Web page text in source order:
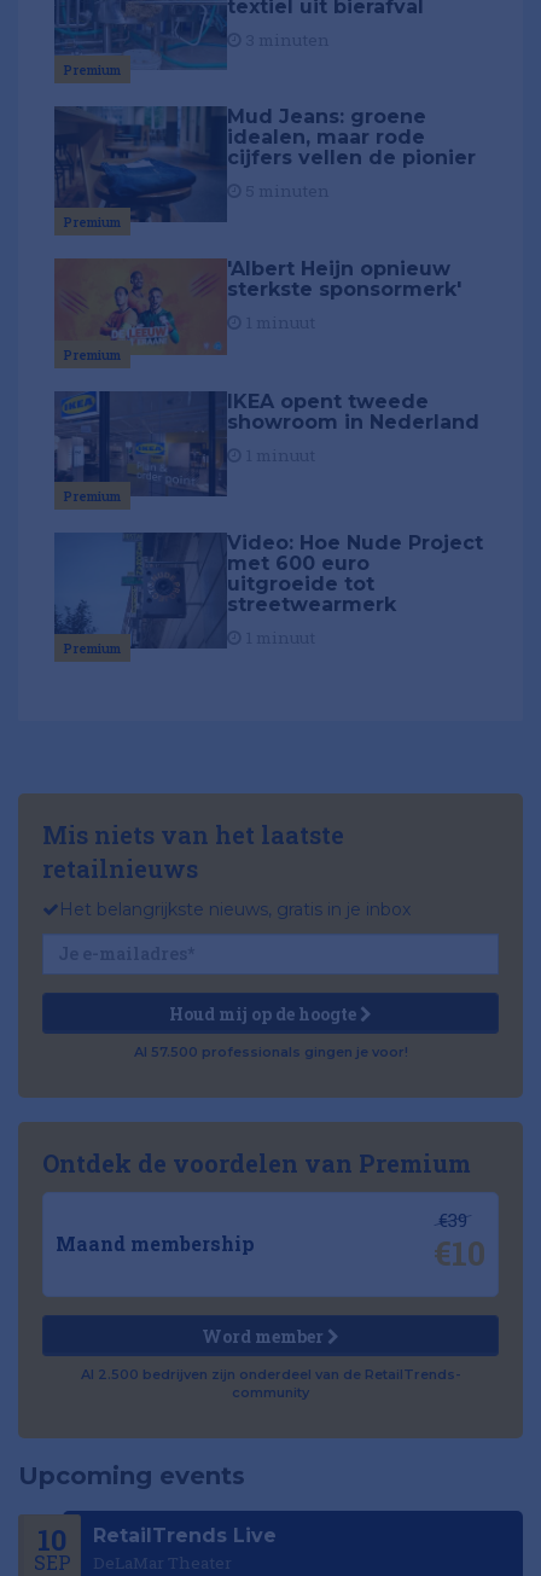
Premium
textiel uit bierafval
Premium
Mud Jeans: groene
idealen, maar rode
cijfers vellen de pionier
Premium
'Albert Heijn opnieuw
sterkste sponsormerk'
Premium
IKEA opent tweede
showroom in Nederland
Premium
Video: Hoe Nude Project
met 600 euro
uitgroeide tot
streetwearmerk
Mis niets van het laatste
retailnieuws
Het belangrijkste nieuws, gratis in je inbox
Houd mij op de hoogte
Al 57.500 professionals gingen je voor!
Ontdek de voordelen van Premium
Maand membership
€39
€10
Word member
Al 2.500 bedrijven zijn onderdeel van de RetailTrends-
community
Upcoming events
10
SEP
RetailTrends Live
DeLaMar Theater